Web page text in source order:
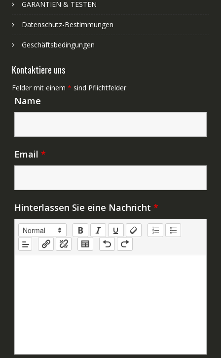
GARANTIEN & TESTEN
Datenschutz-Bestimmungen
Geschäftsbedingungen
Kontaktiere uns
Felder mit einem * sind Pflichtfelder
Name
Email *
Hinterlassen Sie eine Nachricht *